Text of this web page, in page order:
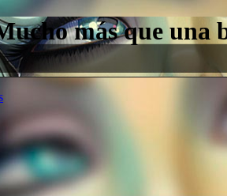
más que una